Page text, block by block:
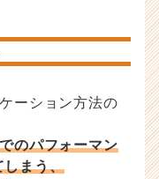
ーション方法の
のパフォーマン
しまう、